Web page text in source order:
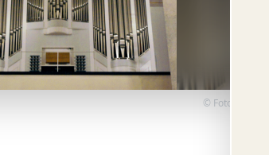
© Foto: Jack Day